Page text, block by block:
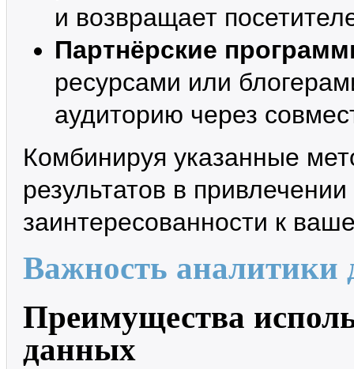
и возвращает
Партнёрские
ресурсами или
аудиторию через
Комбинируя указанные
результатов в
заинтересованности к
Важность аналитики
Преимущества
данных